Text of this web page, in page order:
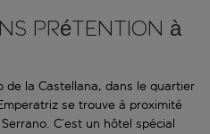
prétention à
de la Castellana, dans le quartier
se trouve à proximité
C’est un hôtel spécial